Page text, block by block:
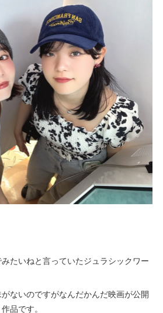
たいねと言っていたジュラシックワー
ないのですがなんだかんだ映画が公開
品です。